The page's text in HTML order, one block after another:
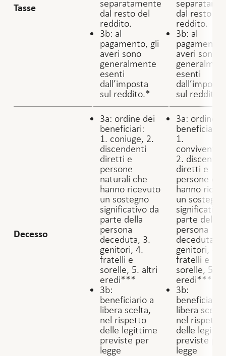
Tasse
separatamente
dal resto del
reddito.
3b: al
pagamento, gli
averi sono
generalmente
esenti
dall’imposta
sul reddito.*
dal resto del
reddito.
3b: al
pagamento,
averi sono
esenti
dall’imposta
sul
Decesso
3a: ordine dei
beneficiari:
1. coniuge, 2.
discendenti
diretti e
persone
naturali che
hanno ricevuto
un sostegno
significativo da
parte della
persona
deceduta, 3.
genitori, 4.
fratelli e
sorelle, 5. altri
eredi***
3b:
beneficiario a
libera scelta,
nel rispetto
delle legittime
previste per
legge
3a: ordine
beneficiari:
1.
2.
diretti e
persone che
hanno
un sostegno
significativo
parte della
persona
deceduta,
genitori, 4.
fratelli e
sorelle, 5.
eredi***
3b:
beneficiario
libera
nel rispetto
delle
previste per
legge